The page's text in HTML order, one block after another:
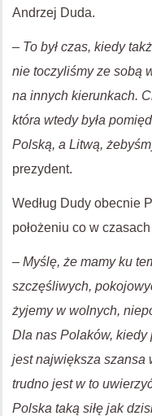
Andrzej Duda.
– To był czas, kiedy
nie toczyliśmy ze sobą
na innych kierunkach.
która wtedy była
Polską, a Litwą,
prezydent.
Według Dudy obecnie
położeniu co w
– Myślę, że mamy ku
szczęśliwych,
żyjemy w wolnych,
Dla nas Polaków, kiedy
jest największa szansa
trudno jest w to
Polska taką siłę jak